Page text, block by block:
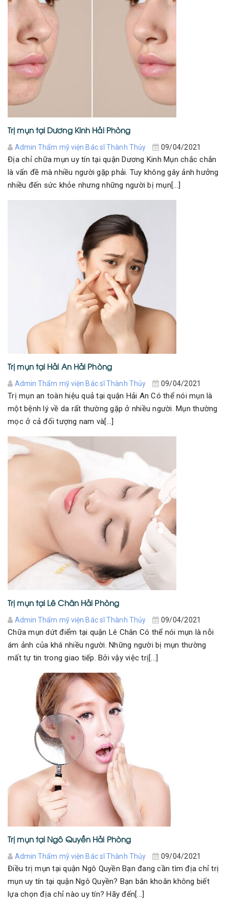
Trị mụn tại Dương Kinh Hải Phòng
Admin Thẩm mỹ viện Bác sĩ Thành Thủy 09/04/2021
Địa chỉ chữa mụn uy tín tại quận Dương Kinh Mụn chắc chắn
là vấn đề mà nhiều người gặp phải. Tuy không gây ảnh hưởng
nhiều đến sức khỏe nhưng những người bị mụn[...]
Trị mụn tại Hải An Hải Phòng
Admin Thẩm mỹ viện Bác sĩ Thành Thủy 09/04/2021
Trị mụn an toàn hiệu quả tại quận Hải An Có thể nói mụn là
một bệnh lý về da rất thường gặp ở nhiều người. Mụn thường
mọc ở cả đối tượng nam và[...]
Trị mụn tại Lê Chân Hải Phòng
Admin Thẩm mỹ viện Bác sĩ Thành Thủy 09/04/2021
Chữa mụn dứt điểm tại quận Lê Chân Có thể nói mụn là nỗi
ám ảnh của khá nhiều người. Những người bị mụn thường
mất tự tin trong giao tiếp. Bởi vậy việc trị[...]
Trị mụn tại Ngô Quyền Hải Phòng
Admin Thẩm mỹ viện Bác sĩ Thành Thủy 09/04/2021
Điều trị mụn tại quận Ngô Quyền Bạn đang cần tìm địa chỉ trị
mụn uy tín tại quận Ngô Quyền? Bạn băn khoăn không biết
lựa chọn địa chỉ nào uy tín? Hãy đến[...]